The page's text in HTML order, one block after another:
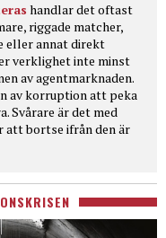
handlar det oftast
riggade matcher,
eller annat direkt
verklighet inte minst
av agentmarknaden.
av korruption att peka
Svårare är det med
att bortse ifrån den är